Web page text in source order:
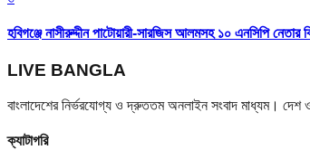
হবিগঞ্জে নাসীরুদ্দীন পাটোয়ারী-সারজিস আলমসহ ১০ এনসিপি নেতার
LIVE BANGLA
বাংলাদেশের নির্ভরযোগ্য ও দ্রুততম অনলাইন সংবাদ মাধ্যম। দেশ
ক্যাটাগরি